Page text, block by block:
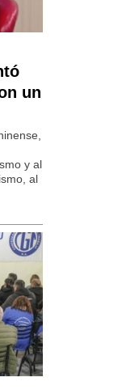
un
y al
al